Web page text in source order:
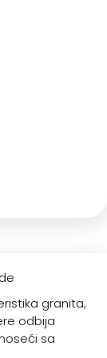
granita,
odbija
sa